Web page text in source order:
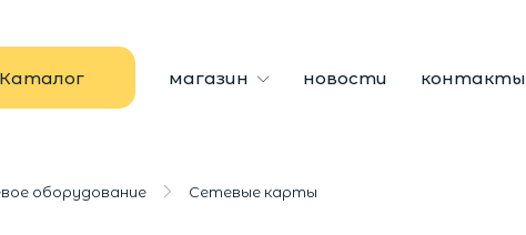
Каталог магазин новости контакты
оборудование Сетевые карты